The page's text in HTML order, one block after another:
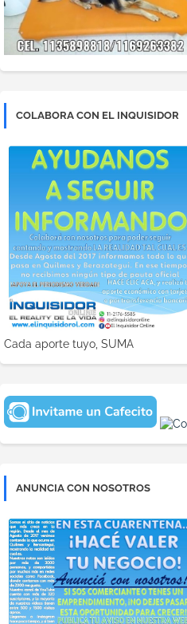
COLABORA CON EL INQUISIDOR
Cada aporte tuyo, SUMA
ANUNCIA CON NOSOTROS